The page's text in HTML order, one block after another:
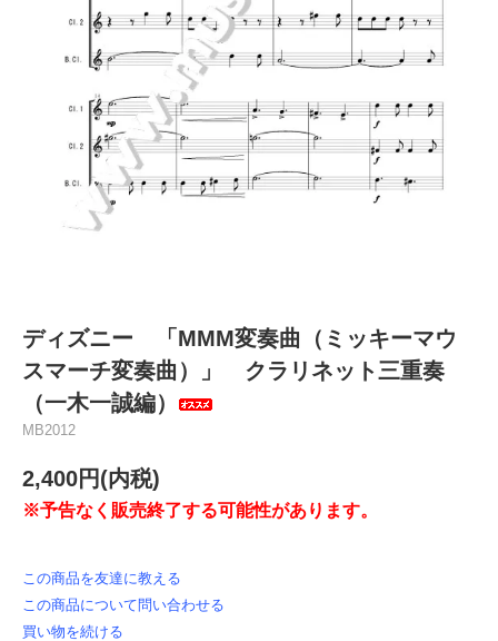
ディズニー 「MMM変奏曲（ミッキーマウ
スマーチ変奏曲）」 クラリネット三重奏
（一木一誠編）
MB2012
2,400円(内税)
※予告なく販売終了する可能性があります。
この商品を友達に教える
この商品について問い合わせる
買い物を続ける